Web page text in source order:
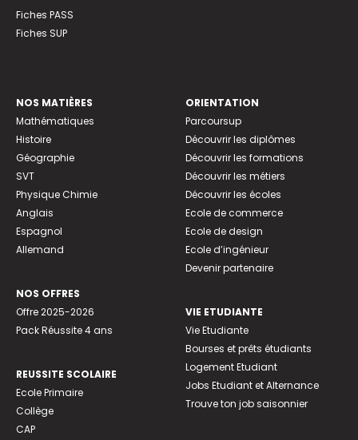
Fiches PASS
Fiches SUP
NOS MATIÈRES
Mathématiques
Histoire
Géographie
SVT
Physique Chimie
Anglais
Espagnol
Allemand
NOS OFFRES
Offre 2025-2026
Pack Réussite 4 ans
REUSSITE SCOLAIRE
Ecole Primaire
Collège
CAP
ORIENTATION
Parcoursup
Découvrir les diplômes
Découvrir les formations
Découvrir les métiers
Découvrir les écoles
Ecole de commerce
Ecole de design
Ecole d’ingénieur
Devenir partenaire
VIE ETUDIANTE
Vie Etudiante
Bourses et prêts étudiants
Logement Etudiant
Jobs Etudiant et Alternance
Trouve ton job saisonnier